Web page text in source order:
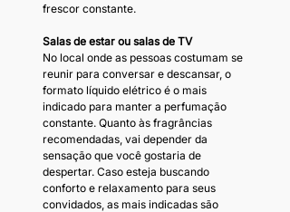
frescor constante.
Salas de estar ou salas de TV
No local onde as pessoas costumam se
reunir para conversar e descansar, o
formato líquido elétrico é o mais
indicado para manter a perfumação
constante. Quanto às fragrâncias
recomendadas, vai depender da
sensação que você gostaria de
despertar. Caso esteja buscando
conforto e relaxamento para seus
convidados, as mais indicadas são